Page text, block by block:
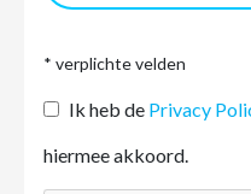
* verplichte velden
Ik heb de Privacy
hiermee akkoord.